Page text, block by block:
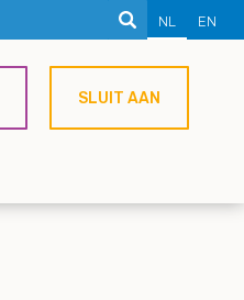
NL EN
SLUIT AAN